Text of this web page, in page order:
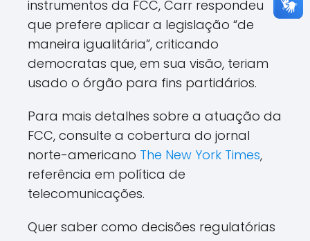
instrumentos da FCC, Carr respondeu
que prefere aplicar a legislação “de
maneira igualitária”, criticando
democratas que, em sua visão, teriam
usado o órgão para fins partidários.
Para mais detalhes sobre a atuação da
FCC, consulte a cobertura do jornal
norte-americano The New York Times,
referência em política de
telecomunicações.
Quer saber como decisões regulatórias